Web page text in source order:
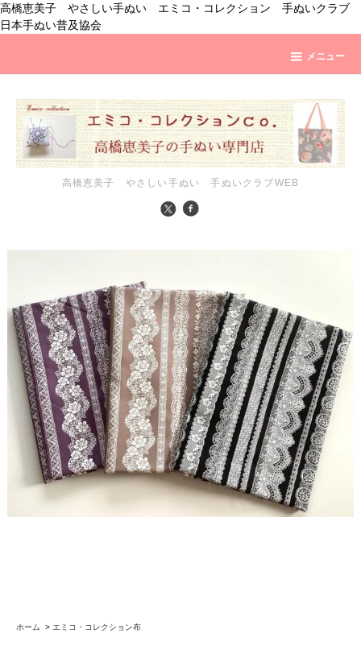
高橋恵美子 やさしい手ぬい エミコ・コレクション 手ぬいクラブ
日本手ぬい普及協会
メニュー
高橋恵美子 やさしい手ぬい 手ぬいクラブWEB
ホーム > エミコ・コレクション布